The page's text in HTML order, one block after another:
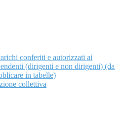
conferiti e autorizzati ai
(dirigenti e non dirigenti) (da
in tabelle)
collettiva